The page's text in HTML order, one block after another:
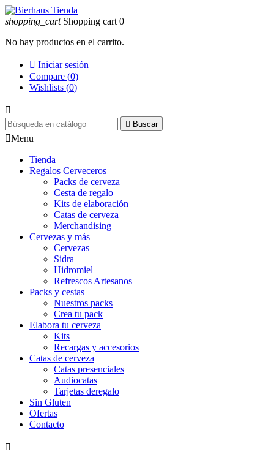
shopping_cart Shopping cart 0
No hay productos en el carrito.
 Iniciar sesión
Compare (0)
Wishlists (0)

 Buscar
Menu
Tienda
Regalos Cerveceros
Packs de cerveza
Cesta de regalo
Kits de elaboración
Catas de cerveza
Merchandising
Cervezas y más
Cervezas
Sidra
Hidromiel
Refrescos Artesanos
Packs y cestas
Nuestros packs
Crea tu pack
Elabora tu cerveza
Kits
Recargas y accesorios
Catas de cerveza
Catas presenciales
Audiocatas
Tarjetas deregalo
Sin Gluten
Ofertas
Contacto
